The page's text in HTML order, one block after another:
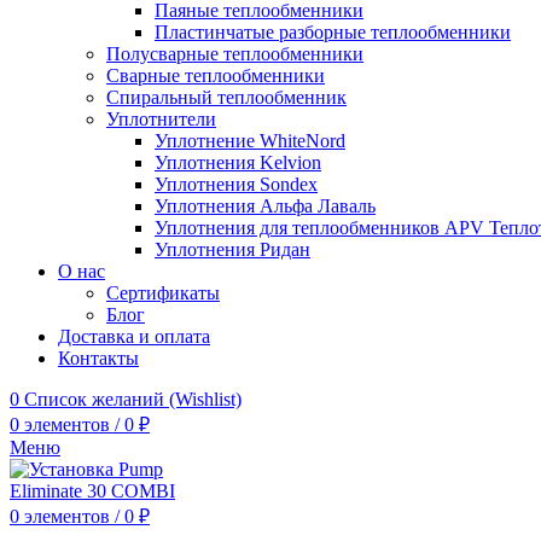
Паяные теплообменники
Пластинчатые разборные теплообменники
Полусварные теплообменники
Сварные теплообменники
Спиральный теплообменник
Уплотнители
Уплотнение WhiteNord
Уплотнения Kelvion
Уплотнения Sondex
Уплотнения Альфа Лаваль
Уплотнения для теплообменников APV
Уплотнения Ридан
О нас
Сертификаты
Блог
Доставка и оплата
Контакты
0 Список желаний (Wishlist)
0 элементов / 0 ₽
Меню
0 элементов / 0 ₽